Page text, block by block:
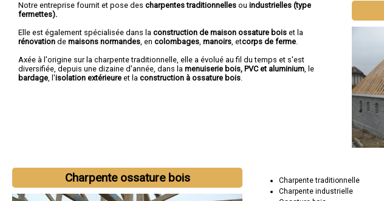
Notre entreprise fournit et pose des charpentes traditionnelles ou industrielles (type
fermettes).
Elle est également spécialisée dans la construction de maison ossature bois et la
rénovation de maisons normandes, en colombages, manoirs, etcorps de ferme.
Axée à l'origine sur la charpente traditionnelle, elle a évolué au fil du temps et s'est
diversifiée, depuis une dizaine d'année, dans la menuiserie bois, PVC et aluminium, le
bardage, l'isolation extérieure et la construction à ossature bois.
Charpente ossature bois
Charpente traditionnelle
Charpente industrielle